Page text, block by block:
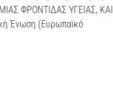
ΦΡΟΝΤΙΔΑΣ ΥΓΕΙΑΣ, ΚΑΙ
Ένωση (Ευρωπαϊκό